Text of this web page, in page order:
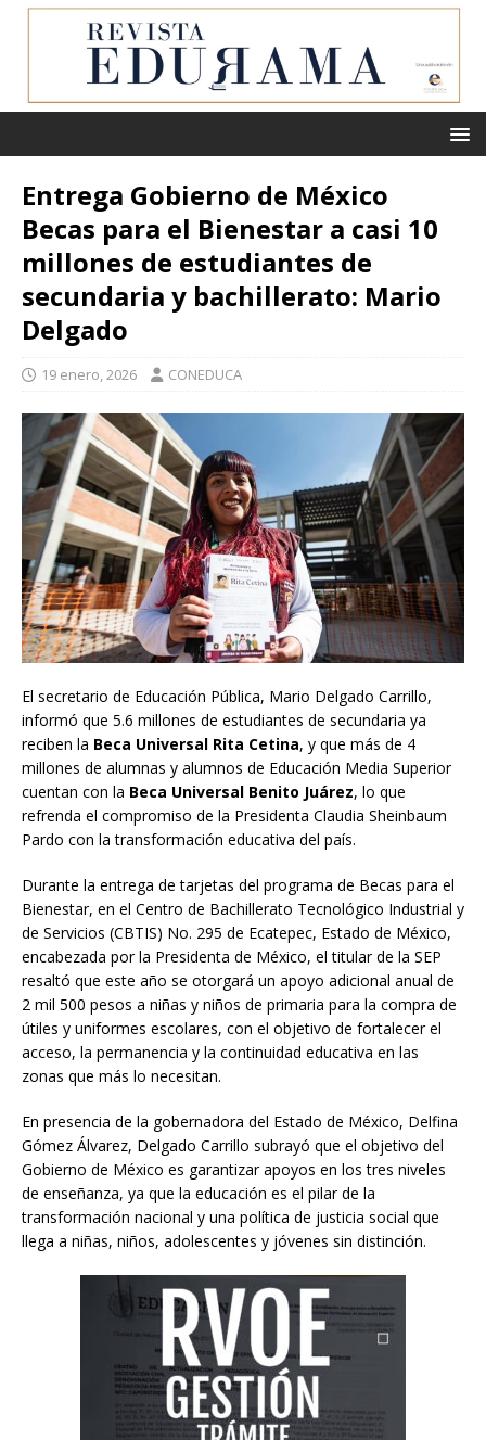
Entrega Gobierno de México
Becas para el Bienestar a casi 10
millones de estudiantes de
secundaria y bachillerato: Mario
Delgado
19 enero, 2026 CONEDUCA
El secretario de Educación Pública, Mario Delgado Carrillo,
informó que 5.6 millones de estudiantes de secundaria ya
reciben la Beca Universal Rita Cetina, y que más de 4
millones de alumnas y alumnos de Educación Media Superior
cuentan con la Beca Universal Benito Juárez, lo que
refrenda el compromiso de la Presidenta Claudia Sheinbaum
Pardo con la transformación educativa del país.
Durante la entrega de tarjetas del programa de Becas para el
Bienestar, en el Centro de Bachillerato Tecnológico Industrial y
de Servicios (CBTIS) No. 295 de Ecatepec, Estado de México,
encabezada por la Presidenta de México, el titular de la SEP
resaltó que este año se otorgará un apoyo adicional anual de
2 mil 500 pesos a niñas y niños de primaria para la compra de
útiles y uniformes escolares, con el objetivo de fortalecer el
acceso, la permanencia y la continuidad educativa en las
zonas que más lo necesitan.
En presencia de la gobernadora del Estado de México, Delfina
Gómez Álvarez, Delgado Carrillo subrayó que el objetivo del
Gobierno de México es garantizar apoyos en los tres niveles
de enseñanza, ya que la educación es el pilar de la
transformación nacional y una política de justicia social que
llega a niñas, niños, adolescentes y jóvenes sin distinción.